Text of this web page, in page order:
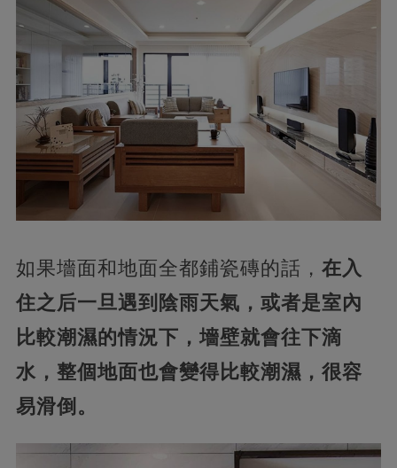
如果墻面和地面全都鋪瓷磚的話， 在入
住之后一旦遇到陰雨天氣，或者是室內
比較潮濕的情況下，墻壁就會往下滴
水，整個地面也會變得比較潮濕，很容
易滑倒。